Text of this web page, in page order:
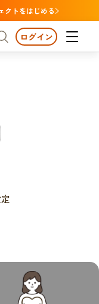
クトをはじめる
金額が多い
人数が多い
日が近い
力
も・教育
ド・農業
文化
・エシカル
・マイノリティ
秋田
ログイン